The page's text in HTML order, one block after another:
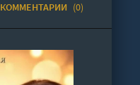
КОММЕНТАРИИ (0)